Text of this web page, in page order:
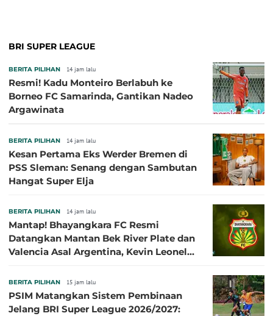
BRI SUPER LEAGUE
BERITA PILIHAN 14 jam lalu
Resmi! Kadu Monteiro Berlabuh ke
Borneo FC Samarinda, Gantikan Nadeo
Argawinata
BERITA PILIHAN 14 jam lalu
Kesan Pertama Eks Werder Bremen di
PSS Sleman: Senang dengan Sambutan
Hangat Super Elja
BERITA PILIHAN 14 jam lalu
Mantap! Bhayangkara FC Resmi
Datangkan Mantan Bek River Plate dan
Valencia Asal Argentina, Kevin Leonel
BERITA PILIHAN 15 jam lalu
PSIM Matangkan Sistem Pembinaan
Jelang BRI Super League 2026/2027: